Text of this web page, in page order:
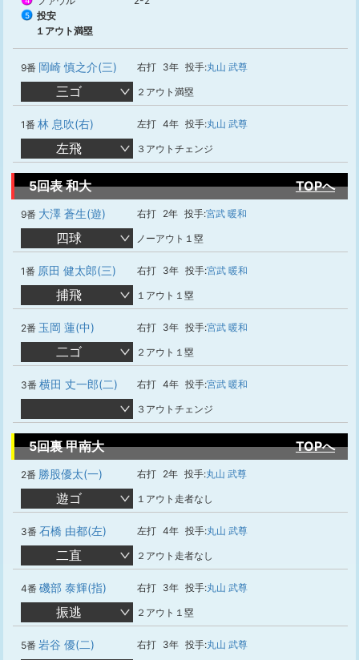
5
投安
１アウト満塁
9番 岡崎 慎之介(三) 右打 3年 投手:丸山 武尊
三ゴ ２アウト満塁
1番 林 息吹(右) 左打 4年 投手:丸山 武尊
左飛 ３アウトチェンジ
5回表 和大 TOPへ
9番 大澤 蒼生(遊) 右打 2年 投手:宮武 暖和
四球 ノーアウト１塁
1番 原田 健太郎(三) 右打 3年 投手:宮武 暖和
捕飛 １アウト１塁
2番 玉岡 蓮(中) 右打 3年 投手:宮武 暖和
二ゴ ２アウト１塁
3番 横田 丈一郎(二) 右打 4年 投手:宮武 暖和
３アウトチェンジ
5回裏 甲南大 TOPへ
2番 勝股優太(一) 右打 2年 投手:丸山 武尊
遊ゴ １アウト走者なし
3番 石橋 由都(左) 左打 4年 投手:丸山 武尊
二直 ２アウト走者なし
4番 磯部 泰輝(指) 右打 3年 投手:丸山 武尊
振逃 ２アウト１塁
5番 岩谷 優(二) 右打 3年 投手:丸山 武尊